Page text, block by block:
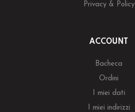
Privacy & Policy
ACCOUNT
Bacheca
Ordini
I miei dati
I miei indirizzi